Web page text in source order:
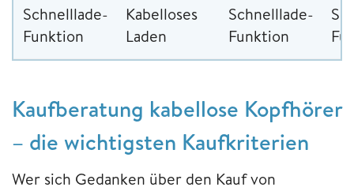
Schnelllade-
Funktion
Kabelloses
Laden
Schnelllade-
Funktion
Kaufberatung kabellose Kopfhörer
– die wichtigsten Kaufkriterien
Wer sich Gedanken über den Kauf von